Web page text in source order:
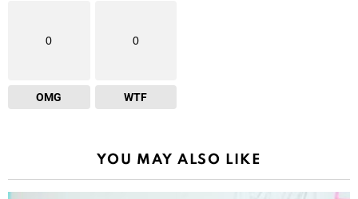
0
OMG
0
WTF
YOU MAY ALSO LIKE